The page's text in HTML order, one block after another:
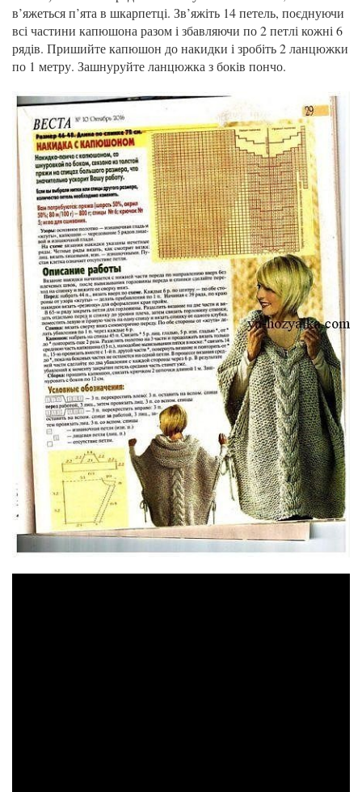
в’яжеться п’ята в шкарпетці. Зв’яжіть 14 петель, поєднуючи
всі частини капюшона разом і збавляючи по 2 петлі кожні 6
рядів. Пришийте капюшон до накидки і зробіть 2 ланцюжки
по 1 метру. Зашнуруйте ланцюжка з боків пончо.